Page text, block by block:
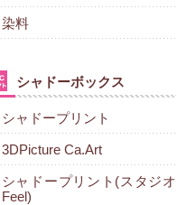
染料
シャドーボックス
シャドープリント
3DPicture Ca.Art
シャドープリント(スタジオ
Feel)